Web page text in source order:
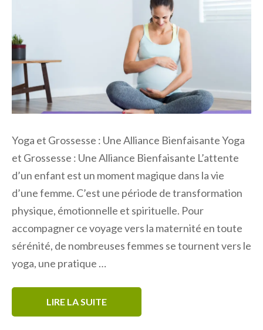
Yoga et Grossesse : Une Alliance Bienfaisante Yoga
et Grossesse : Une Alliance Bienfaisante L’attente
d’un enfant est un moment magique dans la vie
d’une femme. C’est une période de transformation
physique, émotionnelle et spirituelle. Pour
accompagner ce voyage vers la maternité en toute
sérénité, de nombreuses femmes se tournent vers le
yoga, une pratique …
LIRE LA SUITE